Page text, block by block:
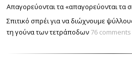
Απαγορεύονται τα «απαγορεύονται τα
Σπιτικό σπρέι για να διώχνουμε
τη γούνα των τετράποδων 76 comments